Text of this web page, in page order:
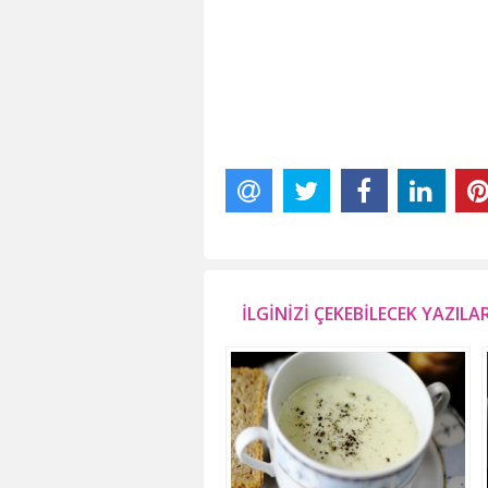
İLGİNİZİ ÇEKEBİLECEK